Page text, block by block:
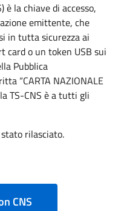
è la chiave di accesso,
emittente, che
in tutta sicurezza ai
card o un token USB sui
Pubblica
“CARTA NAZIONALE
TS-CNS è a tutti gli
rilasciato.
CNS